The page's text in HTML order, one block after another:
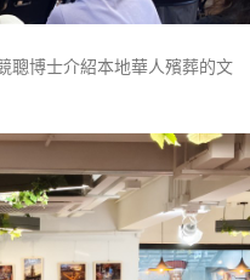
聰博士介紹本地華人殯葬的文